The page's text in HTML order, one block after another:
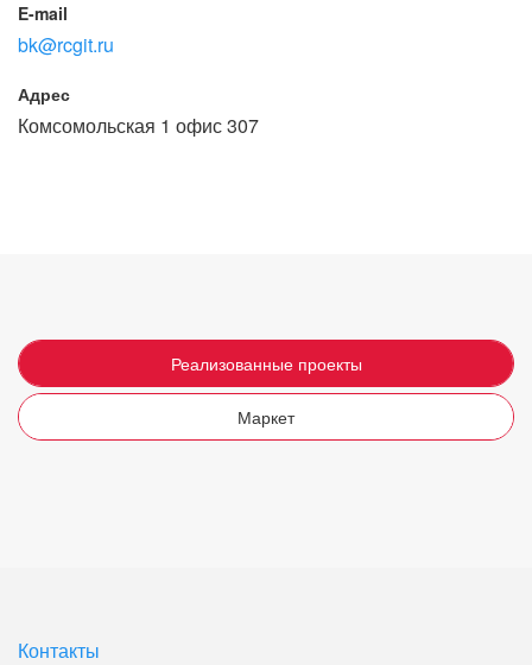
E-mail
bk@rcgit.ru
Адрес
Комсомольская 1 офис 307
Реализованные проекты
Маркет
Контакты